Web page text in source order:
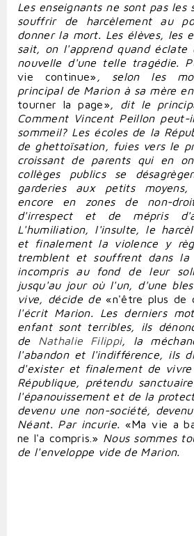
Les enseignants ne sont pas les
souffrir de harcèlement au
donner la mort. Les élèves, les
sait, on l'apprend quand éclate
nouvelle d'une telle tragédie.
vie continue» , selon les
principal de Marion à sa mère
tourner la page», dit le
Comment Vincent Peillon
sommeil? Les écoles de la
de ghettoïsation, fuies vers le
croissant de parents qui en
collèges publics se
garderies aux petits
encore en zones de non-
d'irrespect et de mépris
L'humiliation, l'insulte, le
et finalement la violence y
tremblent et souffrent dans
incompris au fond de leur
jusqu'au jour où l'un, d'une
vive, décide de«n'être plus de
l'écrit Marion. Les derniers
enfant sont terribles, ils
de Nathalie Filippi, la
l'abandon et l'indifférence, ils
d'exister et finalement de
République, prétendu
l'épanouissement et de la
devenu une non-société,
Néant. Par incurie. «Ma vie a
ne l'a compris.» Nous sommes
de l'enveloppe vide de Marion.